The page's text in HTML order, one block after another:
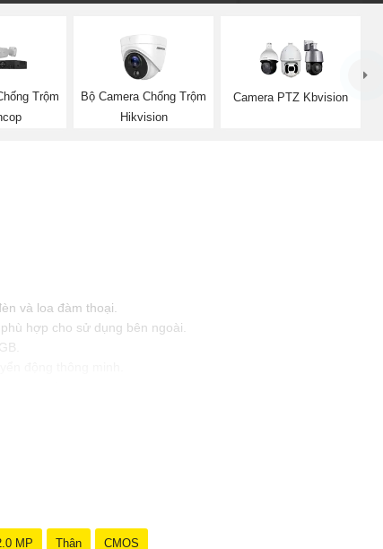
Trộm
Bộ Camera Chống Trộm
Hikvision
Camera PTZ Kbvision
và loa đàm thoại.
hợp cho sử dụng bên ngoài.
MP Thân CMOS